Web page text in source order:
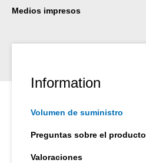
Medios impresos
Information
Volumen de suministro
Preguntas sobre el producto
Valoraciones